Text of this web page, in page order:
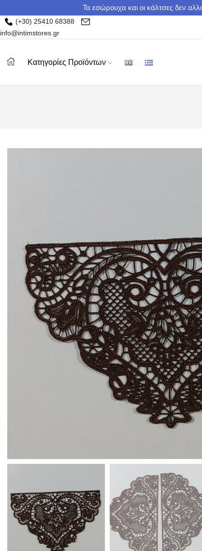
Τα εσώρουχα και οι κάλτσες δεν
(+30) 25410 68388
info@intimstores.gr
Κατηγορίες Προϊόντων